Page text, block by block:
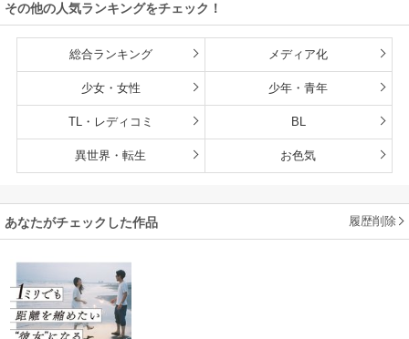
その他の人気ランキングをチェック！
総合ランキング メディア化
少女・女性 少年・青年
TL・レディコミ BL
異世界・転生 お色気
あなたがチェックした作品 履歴削除